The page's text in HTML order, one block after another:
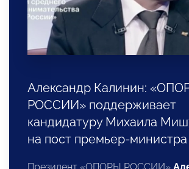
Александр Калинин:
РОССИИ» поддерживает
кандидатуру Михаила
на пост премьер-